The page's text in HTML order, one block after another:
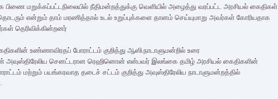
பிணை மறுக்கப்பட்டநிலையில் நீதிமன்றத்துக்கு வெளியில் அழைத்து வரப்பட்ட அரசியல் கைதிகள்
என்றும் தாம் மரணித்தால் உடல் உறுப்புக்களை தானம் செய்யுமாறு அவர்கள் கோரியதாக
தெரிவிக்கின்றனர்
உண்ணாவிரதப் போராட்டம் குறித்து ஆஸி.நாடாளுமன்றில் உரை
அவுஸ்திரேலிய செனட்டரான ரெஹினொன் என்பவர் இலங்கை தமிழ் அரசியல் கைதிகளின்
மற்றும் பயங்கரவாத தடைச் சட்டம் குறித்து அவுஸ்திரேலிய நாடாளுமன்றத்தில்